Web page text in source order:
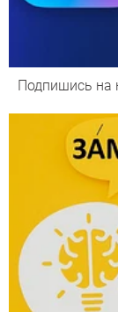
Подпишись на